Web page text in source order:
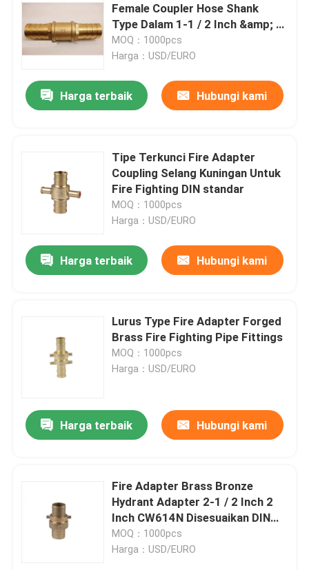
Female Coupler Hose Shank
Type Dalam 1-1 / 2 Inch &amp; 2
Inch
MOQ：1000pcs
Harga：USD/EURO
Harga terbaik Hubungi kami
Tipe Terkunci Fire Adapter
Coupling Selang Kuningan Untuk
Fire Fighting DIN standar
MOQ：1000pcs
Harga：USD/EURO
Harga terbaik Hubungi kami
Lurus Type Fire Adapter Forged
Brass Fire Fighting Pipe Fittings
MOQ：1000pcs
Harga：USD/EURO
Harga terbaik Hubungi kami
Fire Adapter Brass Bronze
Hydrant Adapter 2-1 / 2 Inch 2
Inch CW614N Disesuaikan DIN
Standar
MOQ：1000pcs
Harga：USD/EURO